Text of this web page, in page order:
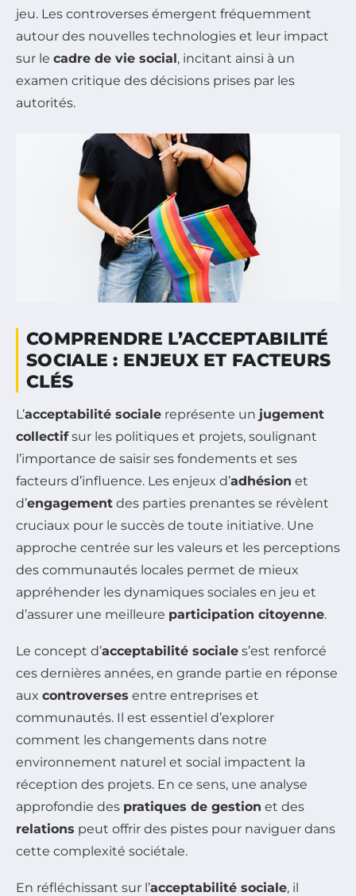
jeu. Les controverses émergent fréquemment
autour des nouvelles technologies et leur impact
sur le cadre de vie social, incitant ainsi à un
examen critique des décisions prises par les
autorités.
COMPRENDRE L’ACCEPTABILITÉ
SOCIALE : ENJEUX ET FACTEURS
CLÉS
L’acceptabilité sociale représente un jugement
collectifsur les politiques et projets, soulignant
l’importance de saisir ses fondements et ses
facteurs d’influence. Les enjeux d’adhésion et
d’engagement des parties prenantes se révèlent
cruciaux pour le succès de toute initiative. Une
approche centrée sur les valeurs et les perceptions
des communautés locales permet de mieux
appréhender les dynamiques sociales en jeu et
d’assurer une meilleure participation citoyenne.
Le concept d’acceptabilité sociale s’est renforcé
ces dernières années, en grande partie en réponse
aux controverses entre entreprises et
communautés. Il est essentiel d’explorer
comment les changements dans notre
environnement naturel et social impactent la
réception des projets. En ce sens, une analyse
approfondie des pratiques de gestion et des
relations peut offrir des pistes pour naviguer dans
cette complexité sociétale.
En réfléchissant sur l’acceptabilité sociale, il